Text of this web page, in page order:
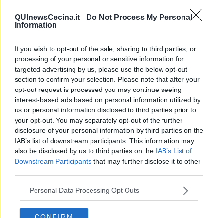
QUInewsCecina.it - Do Not Process My Personal
Information
If you wish to opt-out of the sale, sharing to third parties, or
processing of your personal or sensitive information for
targeted advertising by us, please use the below opt-out
section to confirm your selection. Please note that after your
opt-out request is processed you may continue seeing
interest-based ads based on personal information utilized by
us or personal information disclosed to third parties prior to
your opt-out. You may separately opt-out of the further
disclosure of your personal information by third parties on the
IAB’s list of downstream participants. This information may
also be disclosed by us to third parties on the IAB’s List of
Downstream Participants that may further disclose it to other
Personal Data Processing Opt Outs
CONFIRM
Vigilantidomenica 19 dicembre. Qui,sabato 18 dicembre, si
riuniranno i più importanti musicisti del panorama elbano per il
dicembreappuntamento con Babbo Natale che leggerà una storia
a grandi e piccini in Piazza della Repubblica.Venerdì 31 dicembre
animazioni musicali e fuochi d’artificio animeranno il centro storico;
lunedì 3 gennaio sfilata degli arcieri storicitra le vie di
Portoferraio mentre, giovedì 6 gennaio, l’appuntamento è in
Piazza Cavour per aspettare la Befana tra musica, animazioni e
golose merende.
Le Fortezze, Forte Falcone e il Museo della Linguellasaranno
aperti il 10-11-12-17-18-19-31 dicembre e l’1-2-6-7-8-9 gennaio,
dalle 9.30 alle 16.00.
TRADIZIONE E MUSICA A MARCIANA
Si accende l’albero anche a Marciana l’8 dicembrein Piazza
tradizionale mercatino di Natale, con giochi e sorprese per grandi e
piccoli. Prosegue la festa il12 dicembretra stand gastronomici e
l’accompagnamento musicale della Filarmonica di Portoferraio.